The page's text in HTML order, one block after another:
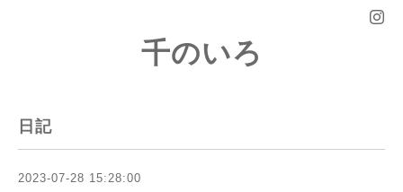
千のいろ
日記
2023-07-28 15:28:00